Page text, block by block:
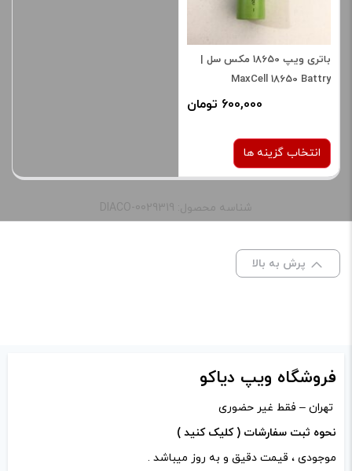
دیدگاه شما*
نام *
ذخیره نام، ایمیل و وبسایت من در مرورگر برای زمانی که دوباره
دیدگاهی می‌نویسم.
باتری ویپ 18650 مکس سل |
MaxCell 18650 Battry
600,000 تومان
انتخاب گزینه ها
سل
محصول را از کادر بالا انتخاب
کنید.
آخرین بروزرسانی
شناسه محصول: DIACO-0029319
پرش به بالا
فروشگاه ویپ دیاکو
تهران – فقط غیر حضوری
نحوه ثبت سفارشات ( کلیک کنید )
موجودی ، قیمت دقیق و به روز میباشد .